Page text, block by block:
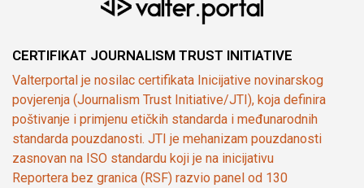
CERTIFIKAT JOURNALISM TRUST INITIATIVE
Valterportal je nosilac certifikata Inicijative novinarskog
povjerenja (Journalism Trust Initiative/JTI), koja definira
poštivanje i primjenu etičkih standarda i međunarodnih
standarda pouzdanosti. JTI je mehanizam pouzdanosti
zasnovan na ISO standardu koji je na inicijativu
Reportera bez granica (RSF) razvio panel od 130